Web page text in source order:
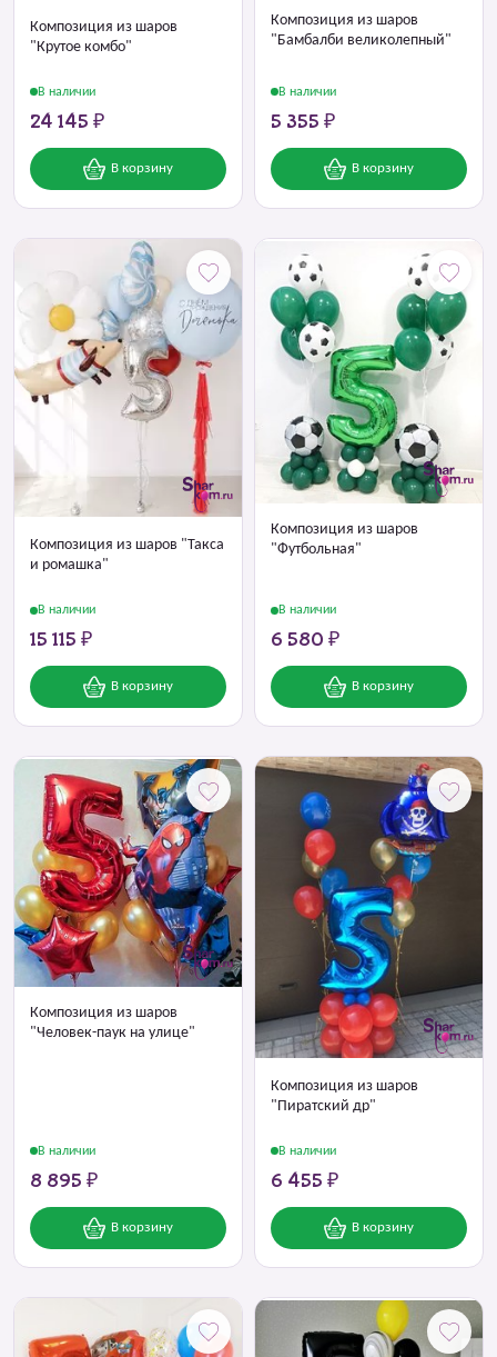
Композиция из шаров
"Крутое комбо"
В наличии
24 145 ₽
В корзину
Композиция из шаров
"Бамбалби великолепный"
В наличии
5 355 ₽
В корзину
Композиция из шаров "Такса
и ромашка"
В наличии
15 115 ₽
В корзину
Композиция из шаров
"Футбольная"
В наличии
6 580 ₽
В корзину
Композиция из шаров
"Человек-паук на улице"
В наличии
8 895 ₽
В корзину
Композиция из шаров
"Пиратский др"
В наличии
6 455 ₽
В корзину